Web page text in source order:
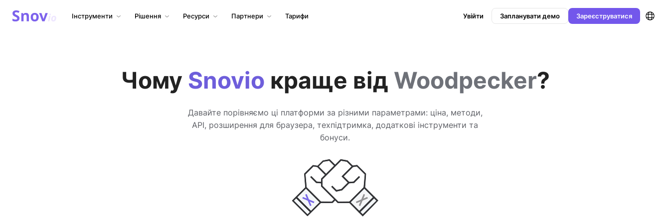
Інструменти Рішення Ресурси Партнери Тарифи Увійти Запланувати демо Зареєструватися
Чому Snovio краще від Woodpecker?
Давайте порівняємо ці платформи за різними параметрами: ціна, методи,
API, розширення для браузера, техпідтримка, додаткові інструменти та
бонуси.